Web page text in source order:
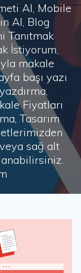
Al, Mobile
Al, Blog
Tanıtmak
İstiyorum,
makale
başı yazı
Fiyatları
Tasarım
sağ alt